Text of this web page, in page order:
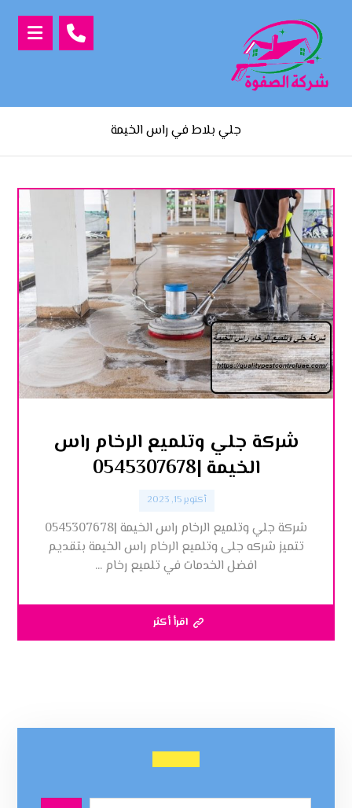
جلي بلاط في راس الخيمة
شركة جلي وتلميع الرخام راس
الخيمة |0545307678
أكتوبر 15, 2023
شركة جلي وتلميع الرخام راس الخيمة |0545307678
تتميز شركه جلى وتلميع الرخام راس الخيمة بتقديم
افضل الخدمات في تلميع رخام ...
اقرأ أكثر